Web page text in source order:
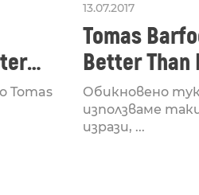
Tomas
13.07.2017
Tomas
Better Than
Обикновено
използваме
изрази, ...